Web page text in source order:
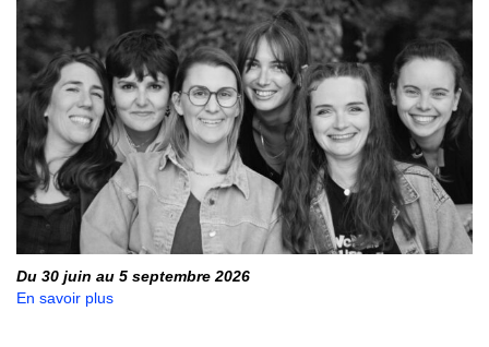
Du 30 juin au 5 septembre 2026
En savoir plus